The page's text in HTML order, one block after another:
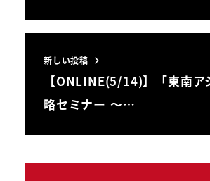
新しい投稿
【ONLINE(5/14)】「東南ア
略セミナー ～…